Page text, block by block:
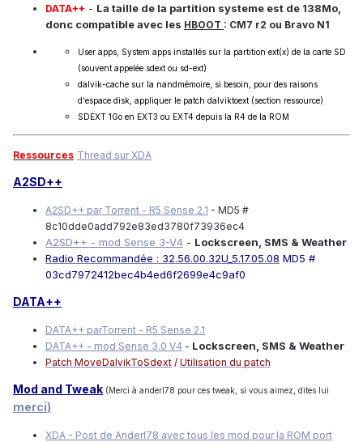
DATA++ - La taille de la partition systeme est de 138Mo,
donc compatible avec les HBOOT : CM7 r2 ou Bravo N1
User apps, System apps installés sur la partition ext(x) de la carte SD
(souvent appelée sdext ou sd-ext)
dalvik-cache sur la nandmémoire, si besoin, pour des raisons
d'espace disk, appliquer le patch dalviktoext (section ressource)
SDEXT 1Go en EXT3 ou EXT4 depuis la R4 de la ROM
Ressources Thread sur XDA
A2SD++
A2SD++ par Torrent - R5 Sense 2.1 - MD5 #
8c10dde0add792e83ed3780f73936ec4
A2SD++ - mod Sense 3-V4 - Lockscreen, SMS & Weather
Radio Recommandée : 32.56.00.32U_5.17.05.08 MD5 #
03cd7972412bec4b4ed6f2699e4c9af0
DATA++
DATA++ parTorrent - R5 Sense 2.1
DATA++ - mod Sense 3.0 V4 - Lockscreen, SMS & Weather
Patch MoveDalvikToSdext / Utilisation du patch
Mod and Tweak (Merci à anderl78 pour ces tweak , si vous aimez, dites lui
merci)
XDA - Post de Anderl78 avec tous les mod pour la ROM port